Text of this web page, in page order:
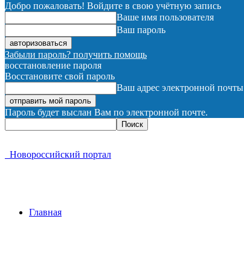
Добро пожаловать! Войдите в свою учётную запись
Ваше имя пользователя
Ваш пароль
Забыли пароль? получить помощь
восстановление пароля
Восстановите свой пароль
Ваш адрес электронной почты
Пароль будет выслан Вам по электронной почте.
Новороссийский портал
Главная